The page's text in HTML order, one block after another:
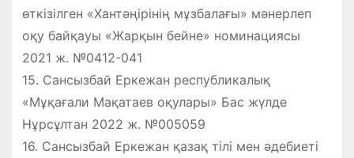
өткізілген «Хантәңірінің мұзбалағы» мәнерлеп
оқу байқауы «Жарқын бейне» номинациясы
2021 ж. №0412-041
15. Сансызбай Еркежан республикалық
«Мұқағали Мақатаев оқулары» Бас жүлде
Нұрсұлтан 2022 ж. №005059
16. Сансызбай Еркежан қазақ тілі мен әдебиеті